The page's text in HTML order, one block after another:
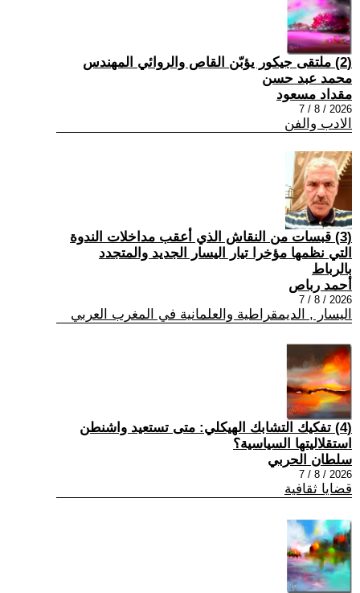
(2) ملتقى جيكور يؤبّن القاص والروائي المهندس
محمد عبد حسن
مقداد مسعود
2026 / 8 / 7
الادب والفن
(3) قبسات من النقاش الذي أعقب مداخلات الندوة
التي نظمها مؤخرا تيار اليسار الجديد والمتجدد
بالرباط
أحمد رباص
2026 / 8 / 7
اليسار , الديمقراطية والعلمانية في المغرب العربي
(4) تفكيك التشابك الهيكلي: متى تستعيد واشنطن
استقلاليتها السياسية؟
سلطان الحربي
2026 / 8 / 7
قضايا ثقافية